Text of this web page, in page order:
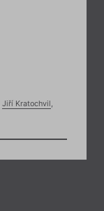
Jiří Kratochvil,